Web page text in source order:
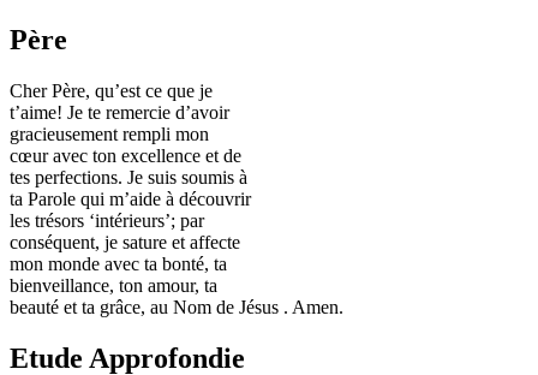
Père
Cher Père, qu’est ce que je
t’aime! Je te remercie d’avoir
gracieusement rempli mon
cœur avec ton excellence et de
tes perfections. Je suis soumis à
ta Parole qui m’aide à découvrir
les trésors ‘intérieurs’; par
conséquent, je sature et affecte
mon monde avec ta bonté, ta
bienveillance, ton amour, ta
beauté et ta grâce, au Nom de Jésus . Amen.
Etude Approfondie